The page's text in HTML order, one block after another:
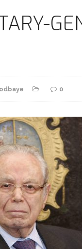
[ 7 février 2026 ] Et
[ 6 février 2026 ] Le
l’AVC chez les
[ 5 février 2026 ]
l’ambition
0